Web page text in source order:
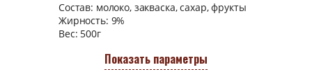
Состав: молоко, закваска, сахар, фрукты
Жирность: 9%
Вес: 500г
Показать параметры